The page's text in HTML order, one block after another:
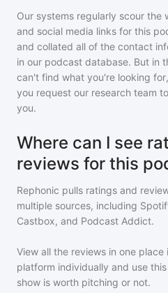
Our systems regularly scour the
and social media links for this
and collated all of the contact
in our podcast database. But in
can't find what you're looking
you request our research team
you.
Where can I see
reviews for this
Rephonic pulls ratings and
multiple sources, including
Castbox, and Podcast Addict.
View all the reviews in one
platform individually and use
show is worth pitching or not.